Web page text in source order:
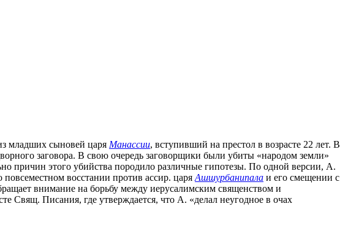
младших сыновей царя Манассии, вступивший на престол в возрасте 22 лет. В
заговора. В свою очередь заговорщики были убиты «народом земли»
причин этого убийства породило различные гипотезы. По одной версии, А.
восстании против ассир. царя Ашшурбанипала и его смещении с
внимание на борьбу между иерусалимским священством и
Свящ. Писания, где утверждается, что А. «делал неугодное в очах